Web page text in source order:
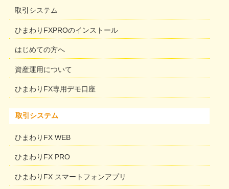
取引システム
ひまわりFXPROのインストール
はじめての方へ
資産運用について
ひまわりFX専用デモ口座
取引システム
ひまわりFX WEB
ひまわりFX PRO
ひまわりFX スマートフォンアプリ